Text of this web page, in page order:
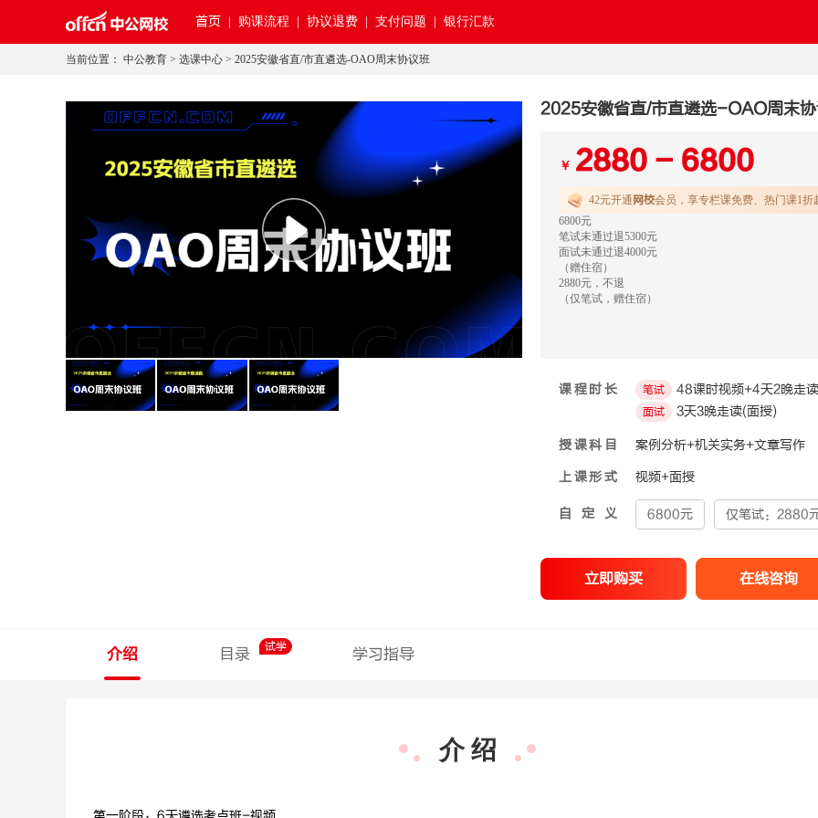
首页 购课流程 | 协议退费 | 支付问题 | 银行汇款
当前位置： 中公教育 > 选课中心 > 2025安徽省直/市直遴选-OAO周末协议班
2025安徽省直/市直遴选-OAO周末
￥ 2880 - 6800
42元开通 网校会员，享专栏课免费、热门课1
6800元
笔试未通过退5300元
面试未通过退4000元
（赠住宿）
2880元，不退
（仅笔试，赠住宿）
课程时长 笔试 48课时视频+4天2晚走
面试 3天3晚走读(面授)
授课科目 案例分析+机关实务+文章写作
上课形式 视频+面授
自定义 6800元 仅笔试：2880
立即购买 在线咨询
介绍 目录 试学 学习指导
介 绍